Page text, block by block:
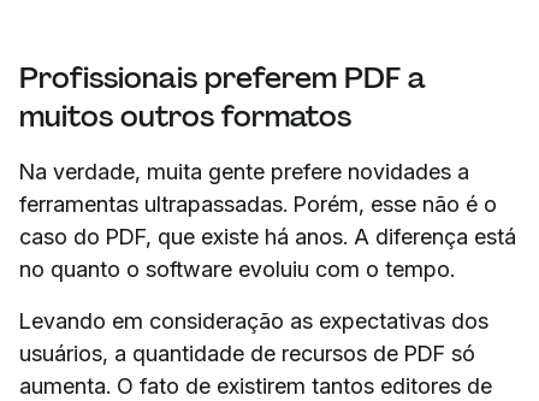
Profissionais preferem PDF a
muitos outros formatos
Na verdade, muita gente prefere novidades a
ferramentas ultrapassadas. Porém, esse não é o
caso do PDF, que existe há anos. A diferença está
no quanto o software evoluiu com o tempo.
Levando em consideração as expectativas dos
usuários, a quantidade de recursos de PDF só
aumenta. O fato de existirem tantos editores de